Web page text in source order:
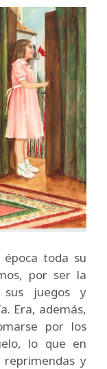
toda su
por ser la
juegos y
Era, además,
por los
lo que en
reprimendas y